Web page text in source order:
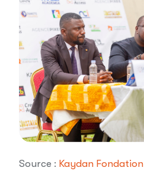
Source : Kaydan Fondation